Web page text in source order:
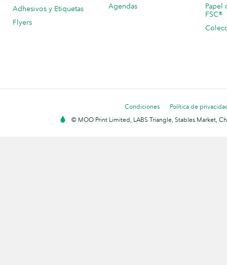
Adhesivos y Etiquetas
Flyers
Agendas
Papel
FSC®
Condiciones
Política de
© MOO Print Limited, LABS Triangle, Stables Market,